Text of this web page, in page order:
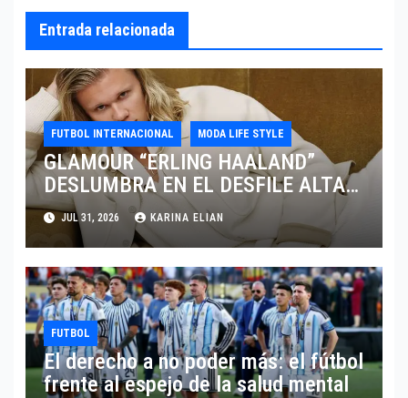
Entrada relacionada
FUTBOL INTERNACIONAL MODA LIFE STYLE
GLAMOUR “ERLING HAALAND”
DESLUMBRA EN EL DESFILE ALTA
SARTORIA DE DOLCE & GABBANA
TRAS EL MUNDIAL 2026
JUL 31, 2026 KARINA ELIAN
FUTBOL
El derecho a no poder más: el fútbol
frente al espejo de la salud mental